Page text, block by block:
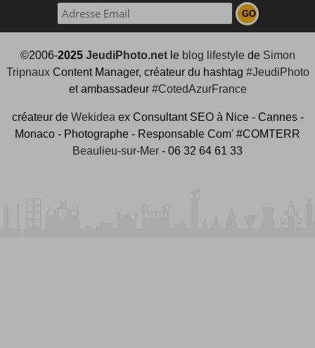
©2006-2025 JeudiPhoto.netle blog lifestylede Simon
TripnauxContent Manager, créateur du hashtag #JeudiPhoto
et ambassadeur #CotedAzurFrance
créateur de Wekidea ex Consultant SEO à Nice - Cannes -
Monaco - Photographe - Responsable Com' #COMTERR
Beaulieu-sur-Mer - 06 32 64 61 33